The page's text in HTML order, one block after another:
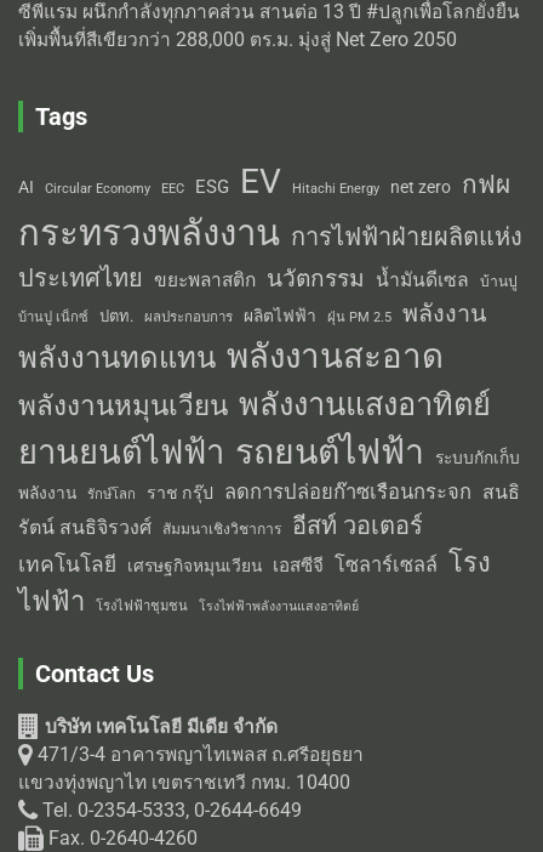
ซีพีแรม ผนึกกำลังทุกภาคส่วน สานต่อ 13 ปี #ปลูกเพื่อโลกยั่งยืน
เพิ่มพื้นที่สีเขียวกว่า 288,000 ตร.ม. มุ่งสู่ Net Zero 2050
Tags
AI Circular Economy EEC ESG EV Hitachi Energy net zero กฟผ
กระทรวงพลังงาน การไฟฟ้าฝ่ายผลิตแห่ง
ประเทศไทย
ขยะพลาสติก นวัตกรรม น้ำมันดีเซล บ้านปู
บ้านปู เน็กซ์ ปตท. ผลประกอบการ ผลิตไฟฟ้า ฝุ่น PM 2.5 พลังงาน
พลังงานทดแทน พลังงานสะอาด
พลังงานหมุนเวียน พลังงานแสงอาทิตย์
ยานยนต์ไฟฟ้า รถยนต์ไฟฟ้า
ระบบกักเก็บ
พลังงาน
รักษ์โลก ราช กรุ๊ป ลดการปล่อยก๊าซเรือนกระจก สนธิ
รัตน์ สนธิจิรวงศ์
สัมมนาเชิงวิชาการ อีสท์ วอเตอร์
เทคโนโลยี เศรษฐกิจหมุนเวียน เอสซีจี โซลาร์เซลล์ โรง
ไฟฟ้า
โรงไฟฟ้าชุมชน โรงไฟฟ้าพลังงานแสงอาทิตย์
Contact Us
บริษัท เทคโนโลยี มีเดีย จำกัด
471/3-4 อาคารพญาไทเพลส ถ.ศรีอยุธยา
แขวงทุ่งพญาไท เขตราชเทวี กทม. 10400
Tel. 0-2354-5333, 0-2644-6649
Fax. 0-2640-4260